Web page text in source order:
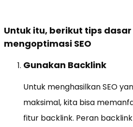
Untuk itu, berikut tips
mengoptimasi SEO
Gunakan Backlink
Untuk menghasilkan SEO
maksimal, kita bisa
fitur backlink. Peran